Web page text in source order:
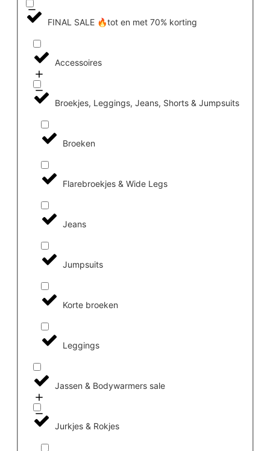
FINAL SALE 🔥tot en met 70% korting
Accessoires
Broekjes, Leggings, Jeans, Shorts & Jumpsuits
Broeken
Flarebroekjes & Wide Legs
Jeans
Jumpsuits
Korte broeken
Leggings
Jassen & Bodywarmers sale
Jurkjes & Rokjes